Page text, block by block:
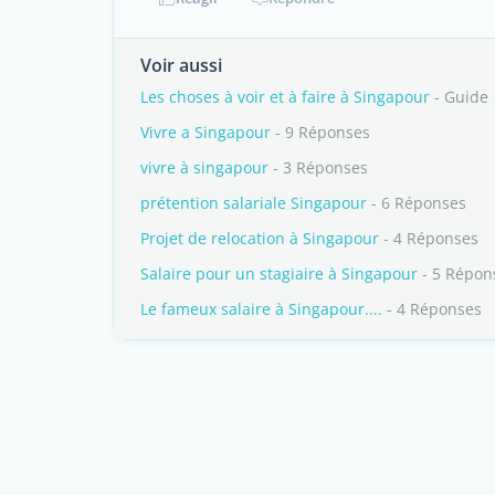
Voir aussi
Les choses à voir et à faire à Singapour - Guide
Vivre a Singapour - 9 Réponses
vivre à singapour - 3 Réponses
prétention salariale Singapour - 6 Réponses
Projet de relocation à Singapour - 4 Réponses
Salaire pour un stagiaire à Singapour - 5
Le fameux salaire à Singapour.... - 4 Réponses